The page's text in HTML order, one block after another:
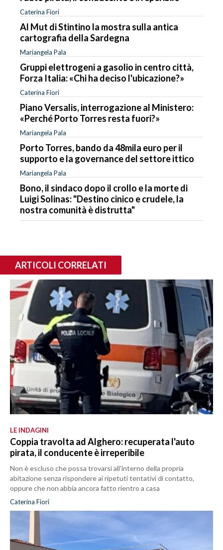
Caterina Fiori
Al Mut di Stintino la mostra sulla antica
cartografia della Sardegna
Mariangela Pala
Gruppi elettrogeni a gasolio in centro città,
Forza Italia: «Chi ha deciso l'ubicazione?»
Caterina Fiori
Piano Versalis, interrogazione al Ministero:
«Perché Porto Torres resta fuori?»
Mariangela Pala
Porto Torres, bando da 48mila euro per il
supporto e la governance del settore ittico
Mariangela Pala
Bono, il sindaco dopo il crollo e la morte di
Luigi Solinas: "Destino cinico e crudele, la
nostra comunità è distrutta"
ARTICOLI CORRELATI
LE INDAGINI
Coppia travolta ad Alghero: recuperata l'auto
pirata, il conducente è irreperibile
Non è escluso che possa trovarsi all'interno della propria
abitazione senza rispondere ai ripetuti tentativi di contatto,
oppure che non abbia ancora fatto rientro a casa
Caterina Fiori